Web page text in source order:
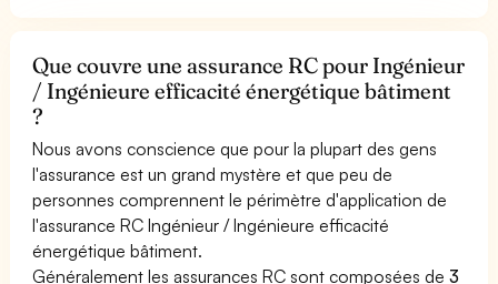
Que couvre une assurance RC pour Ingénieur
/ Ingénieure efficacité énergétique bâtiment
?
Nous avons conscience que pour la plupart des gens
l'assurance est un grand mystère et que peu de
personnes comprennent le périmètre d'application de
l'assurance RC Ingénieur / Ingénieure efficacité
énergétique bâtiment.
Généralement les assurances RC sont composées de3